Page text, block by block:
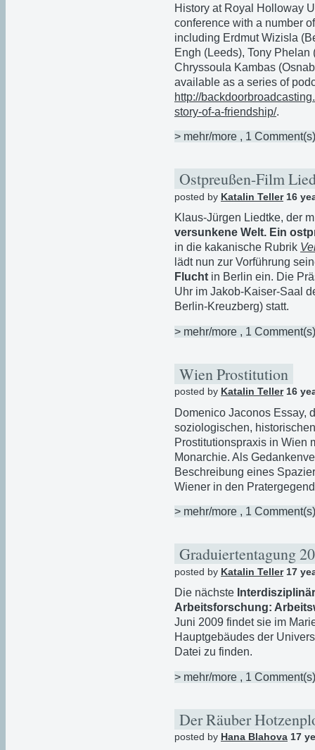
History at Royal Holloway
conference with a number
including Erdmut Wizisla
Engh (Leeds), Tony
Chryssoula Kambas
available as a series of
http://
story-of-a-friendship/.
> mehr/more , 1 Comment(s)
Ostpreußen-Film
posted by Katalin Teller16
Klaus-Jürgen Liedtke, der
versunkene Welt. Ein
in die kakanische Rubrik
lädt nun zur Vorführung
Flucht in Berlin ein. Die
Uhr im Jakob-Kaiser-Saal
Berlin-Kreuzberg) statt.
> mehr/more , 1 Comment(s)
Wien Prostitution
posted by Katalin Teller16
Domenico Jaconos Essay,
soziologischen,
Prostitutionspraxis in Wien
Monarchie. Als
Beschreibung eines
Wiener in den
> mehr/more , 1 Comment(s)
Graduiertentagung
posted by Katalin Teller17
Die nächste
Arbeitsforschung:
Juni 2009 findet sie im
Hauptgebäudes der
Datei zu finden.
> mehr/more , 1 Comment(s)
Der Räuber
posted by Hana Blahova 17